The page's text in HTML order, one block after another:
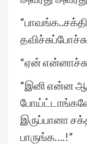
“ஏன்
“இனி என்ன
இருப்பானா
பாருங்க….!”